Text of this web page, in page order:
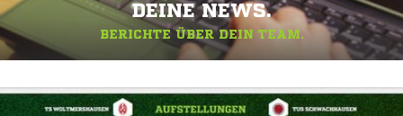
DEINE NEWS.
BERICHTE ÜBER DEIN TEAM.